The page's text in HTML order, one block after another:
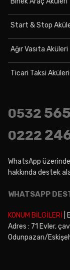
Start & Stop
Ağır Vasıta Aküleri
Ticari Taksi Aküleri
0532
0222
WhatsApp
hakkında destek
WHATSAPP
KONUM BİLGİLERİ |
Adres : 71 Evler,
Odunpazarı/